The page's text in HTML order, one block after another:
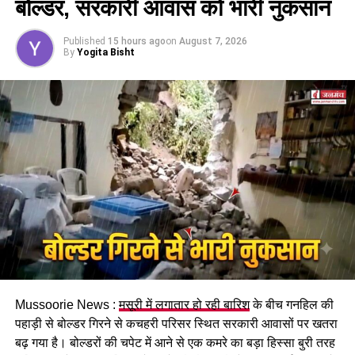
इसके तहत श्रमिकों को हर महीने की 7 तारीख तक वेतन देना
मजदूरी का प्रावधान भी किया गया है।
पढ़े धामी कैबिनेट के प्रमुख फैसले
GST संशोधित अध्यादेश को मंजूरी।
नैनीताल हाईकोर्ट के लिए हल्द्वानी गौलापार में 30 हेक्टेयर जमीन
बोल्डर, सरकारी आवास को भारी नुकसान
Published 15 hours agoon August 7, 2026
By Yogita Bisht
Mussoorie News :मसूरी में लगातार हो रही बारिशके बीच गनहिल की
पहाड़ी से बोल्डर गिरने से कचहरी परिसर स्थित सरकारी आवासों पर खतरा
बढ़ गया है। बोल्डरों की चपेट में आने से एक कमरे का बड़ा हिस्सा बुरी तरह